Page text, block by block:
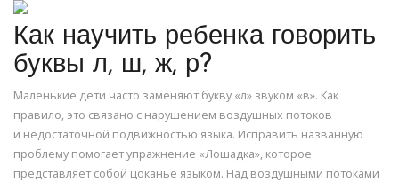
Как научить ребенка говорить
буквы л, ш, ж, р?
Маленькие дети часто заменяют букву «л» звуком «в». Как
правило, это связано с нарушением воздушных потоков
и недостаточной подвижностью языка. Исправить названную
проблему помогает упражнение «Лошадка», которое
представляет собой цоканье языком. Над воздушными потоками